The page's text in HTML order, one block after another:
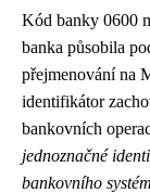
Kód banky 0600
banka působila
přejmenování na
identifikátor
bankovních
jednoznačné
bankovního